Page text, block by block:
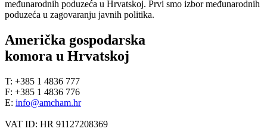
međunarodnih poduzeća u Hrvatskoj. Prvi smo izbor međunarodnih
poduzeća u zagovaranju javnih politika.
Američka gospodarska
komora u Hrvatskoj
T: +385 1 4836 777
F: +385 1 4836 776
E: info@amcham.hr
VAT ID: HR 91127208369